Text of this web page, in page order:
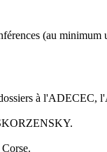
(au
à l'ADECEC,